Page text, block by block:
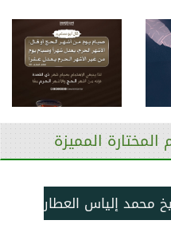
المميزة
محمد إلياس العطار